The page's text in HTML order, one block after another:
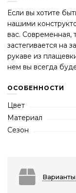
Если вы хотите
нашими
вас. Современная,
застегивается на
рукаве из
нем вы всегда
ОСОБЕННОСТИ
Цвет
Материал
Сезон